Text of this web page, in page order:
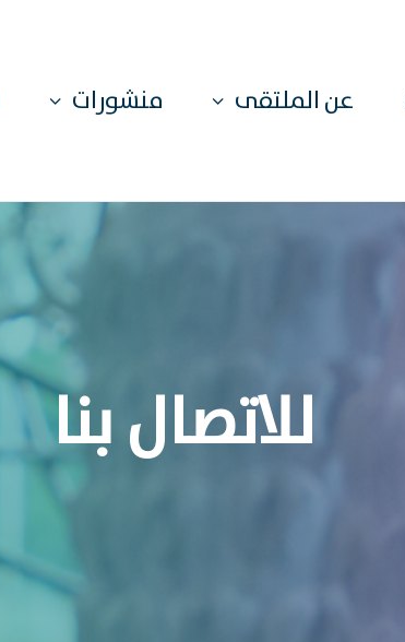
عن الملتقى منشورات
للاتصال بنا